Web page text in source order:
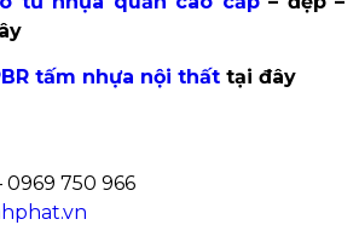
tấm nhựa nội thất tại đây
0969 750 966